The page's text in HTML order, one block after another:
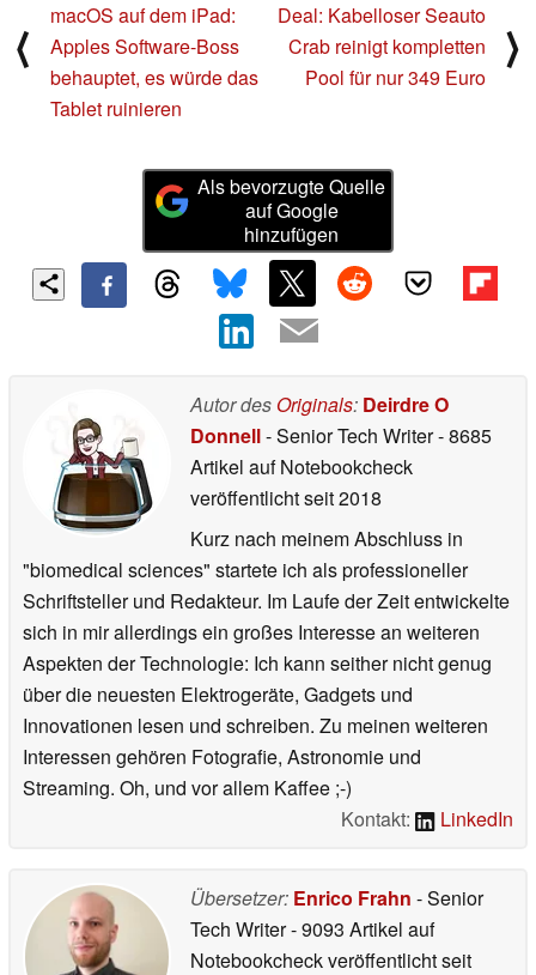
⟨
macOS auf dem iPad:
Apples Software-Boss
behauptet, es würde das
Tablet ruinieren
Deal: Kabelloser Seauto
Crab reinigt kompletten
Pool für nur 349 Euro
⟩
Als bevorzugte Quelle
auf Google
hinzufügen
Autor des Originals: Deirdre O
Donnell- Senior Tech Writer- 8685
Artikel auf Notebookcheck
veröffentlichtseit 2018
Kurz nach meinem Abschluss in
"biomedical sciences" startete ich als professioneller
Schriftsteller und Redakteur. Im Laufe der Zeit entwickelte
sich in mir allerdings ein großes Interesse an weiteren
Aspekten der Technologie: Ich kann seither nicht genug
über die neuesten Elektrogeräte, Gadgets und
Innovationen lesen und schreiben. Zu meinen weiteren
Interessen gehören Fotografie, Astronomie und
Streaming. Oh, und vor allem Kaffee ;-)
Kontakt:
LinkedIn
Übersetzer: Enrico Frahn - Senior
Tech Writer- 9093 Artikel auf
Notebookcheck veröffentlichtseit